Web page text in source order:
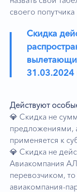
своего попутчика
Скидка
31.03.2024
Действуют
💎 Скидка не
предложениями,
применяется к
💎 Скидка не
Авиакомпания
перевозчиком,
авиакомпания-